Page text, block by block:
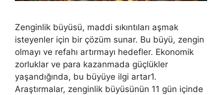
Zenginlik büyüsü, maddi sıkıntıları aşmak
isteyenler için bir çözüm sunar. Bu büyü, zengin
olmayı ve refahı artırmayı hedefler. Ekonomik
zorluklar ve para kazanmada güçlükler
yaşandığında, bu büyüye ilgi artar1.
Araştırmalar, zenginlik büyüsünün 11 gün içinde